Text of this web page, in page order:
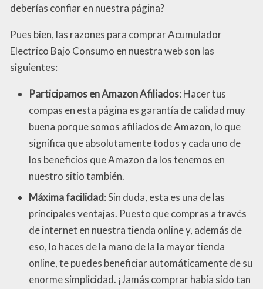
deberías confiar en nuestra página?
Pues bien, las razones para comprar Acumulador
Electrico Bajo Consumo en nuestra web son las
siguientes:
Participamos en Amazon Afiliados: Hacer tus
compas en esta página es garantía de calidad muy
buena porque somos afiliados de Amazon, lo que
significa que absolutamente todos y cada uno de
los beneficios que Amazon da los tenemos en
nuestro sitio también.
Máxima facilidad: Sin duda, esta es una de las
principales ventajas. Puesto que compras a través
de internet en nuestra tienda online y, además de
eso, lo haces de la mano de la la mayor tienda
online, te puedes beneficiar automáticamente de su
enorme simplicidad. ¡Jamás comprar había sido tan